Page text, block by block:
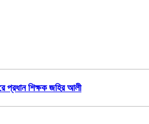
প্রধান শিক্ষক জহির আলী